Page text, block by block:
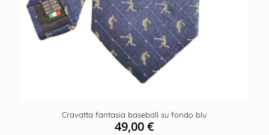
Cravatta fantasia baseball su fondo blu
49,00€